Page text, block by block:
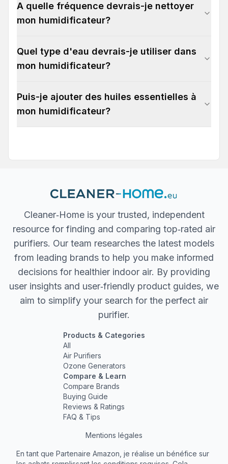
A quelle fréquence devrais-je nettoyer
mon humidificateur?
Quel type d'eau devrais-je utiliser dans
mon humidificateur?
Puis-je ajouter des huiles essentielles à
mon humidificateur?
Cleaner‐Home is your trusted, independent
resource for finding and comparing top‐rated air
purifiers. Our team researches the latest models
from leading brands to help you make informed
decisions for healthier indoor air. By providing
user insights and user‐friendly product guides, we
aim to simplify your search for the perfect air
purifier.
Products & Categories
All
Air Purifiers
Ozone Generators
Compare & Learn
Compare Brands
Buying Guide
Reviews & Ratings
FAQ & Tips
Mentions légales
En tant que Partenaire Amazon, je réalise un bénéfice sur